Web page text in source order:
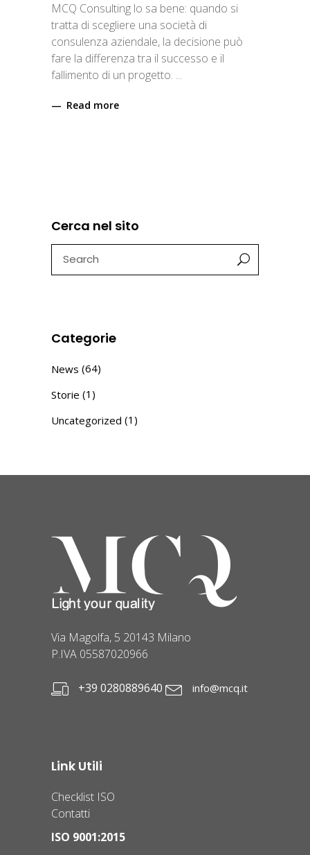
MCQ Consulting lo sa bene: quando si
tratta di scegliere una società di
consulenza aziendale, la decisione può
fare la differenza tra il successo e il
fallimento di un progetto.
Read more
Cerca nel sito
Categorie
News (64)
Storie (1)
Uncategorized (1)
Via Magolfa, 5 20143 Milano
P.IVA 05587020966
+39 0280889640 info@mcq.it
Link Utili
Checklist ISO
Contatti
ISO 9001:2015